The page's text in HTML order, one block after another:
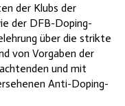
der Klubs der
der DFB-Doping-
über die strikte
von Vorgaben der
und mit
Anti-Doping-